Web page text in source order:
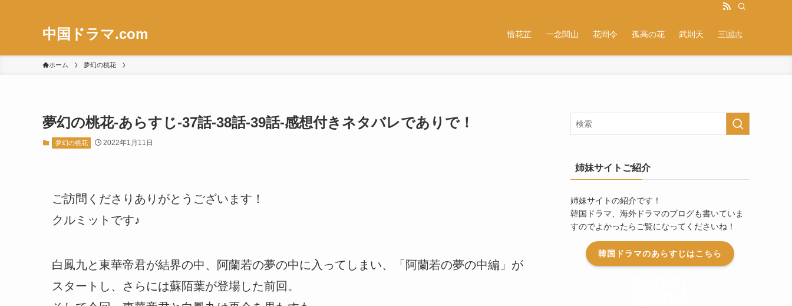
中国ドラマ.com 惜花芷 一念関山 花間令 孤高の花 武則天 三国志
ホーム 夢幻の桃花
夢幻の桃花-あらすじ-37話-38話-39話-感想付きネタバレでありで！
夢幻の桃花 2022年1月11日
ご訪問くださりありがとうございます！
クルミットです♪
白鳳九と東華帝君が結界の中、阿蘭若の夢の中に入ってしまい、「阿蘭若の夢の中編」が
スタートし、さらには蘇陌葉が登場した前回。
姉妹サイトご紹介
姉妹サイトの紹介です！
韓国ドラマ、海外ドラマのブログも書いていま
すのでよかったらご覧になってくださいね！
韓国ドラマのあらすじはこちら